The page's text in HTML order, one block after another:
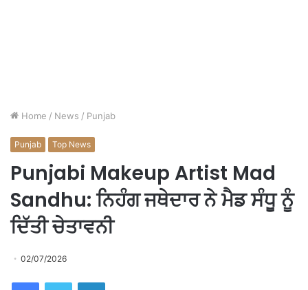
Home / News / Punjab
Punjab Top News
Punjabi Makeup Artist Mad
Sandhu: ਨਿਹੰਗ ਜਥੇਦਾਰ ਨੇ ਮੈਡ ਸੰਧੂ ਨੂੰ
ਦਿੱਤੀ ਚੇਤਾਵਨੀ
02/07/2026